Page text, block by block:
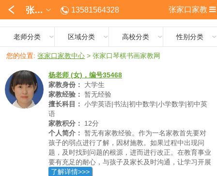
张家口 13581564328 张家口家教
老师分类 区域分类 高校分类 性别分类
您的位置:张家口家教中心 >张家口琴棋书画家教网
杨老师 (女)，编号35468
家教身份：
大学生
家教经验： 暂无经验
擅长科目： 小学英语|书法|初中数学|小学数学|初中英
语
家教积分：
12分
个人简介： 暂无有家教经验。作为一名家教首先要对
孩子的弱点进行了解，因材施教。如果过程中出现问
题，及时找到问题的根源，进而进行改正。在教育事业
要有充足的耐心，与孩子及家长及时沟通，让学习开展
的更为顺利。我们无法立刻让孩子达到一个很高的高
了解详情>>>